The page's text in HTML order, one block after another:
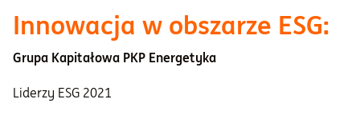
Innowacja w obszarze ESG:
Grupa Kapitałowa PKP Energetyka
Liderzy ESG 2021